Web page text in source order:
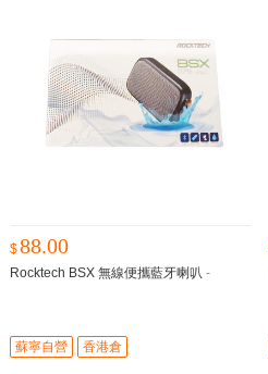
$88.00
Rocktech BSX 無線便攜藍牙喇叭 -
蘇寧自營 香港倉